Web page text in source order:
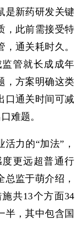
是新药研发关键
，此前需接受特
通关耗时久。
管就长成成年
，方案明确这类
口通关时间可减
难题。
力的“加法”，
更远超普通行
监于萌介绍，
共13个方面34
半，其中包含国